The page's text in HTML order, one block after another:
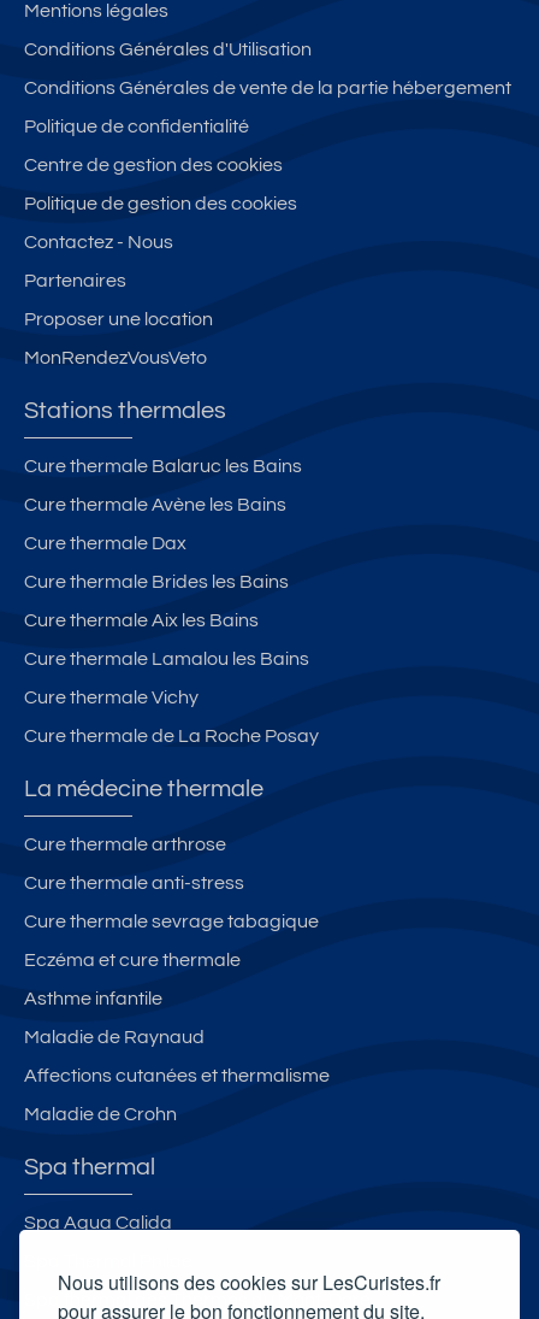
Nous utilisons des cookies sur LesCuristes.fr
pour assurer le bon fonctionnement du site,
Mentions légales
Conditions Générales d'Utilisation
Conditions Générales de vente de la partie hébergement
Politique de confidentialité
Centre de gestion des cookies
Politique de gestion des cookies
Contactez - Nous
Partenaires
Proposer une location
MonRendezVousVeto
Stations thermales
Cure thermale Balaruc les Bains
Cure thermale Avène les Bains
Cure thermale Dax
Cure thermale Brides les Bains
Cure thermale Aix les Bains
Cure thermale Lamalou les Bains
Cure thermale Vichy
Cure thermale de La Roche Posay
La médecine thermale
Cure thermale arthrose
Cure thermale anti-stress
Cure thermale sevrage tabagique
Eczéma et cure thermale
Asthme infantile
Maladie de Raynaud
Affections cutanées et thermalisme
Maladie de Crohn
Spa thermal
Spa Aqua Calida